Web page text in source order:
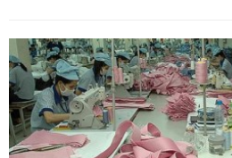
quyết của Chính phủ về các biện
khó khăn do đại dịch COVID-19.
ngành liên quan dự họp.